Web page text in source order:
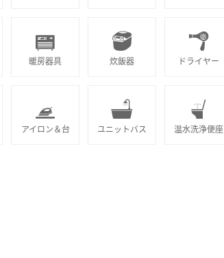
暖房器具 炊飯器 ドライヤー
アイロン＆台 ユニットバス 温水洗浄便座